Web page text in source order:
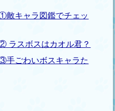
キャラ図鑑でチェッ
スボスはカオル君？
ごわいボスキャラた